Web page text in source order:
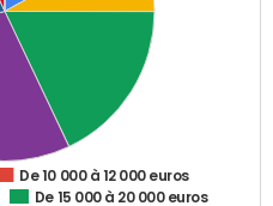
De 10 000 à 12 000 euros
De 15 000 à 20 000 euros